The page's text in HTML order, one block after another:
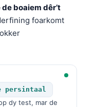
boaiem dêr’t
foarkomt
persintaal
dy test, mar de